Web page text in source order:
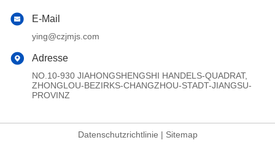
E-Mail
ying@czjmjs.com
Adresse
NO.10-930 JIAHONGSHENGSHI HANDELS-QUADRAT,
ZHONGLOU-BEZIRKS-CHANGZHOU-STADT-JIANGSU-
PROVINZ
Datenschutzrichtlinie | Sitemap